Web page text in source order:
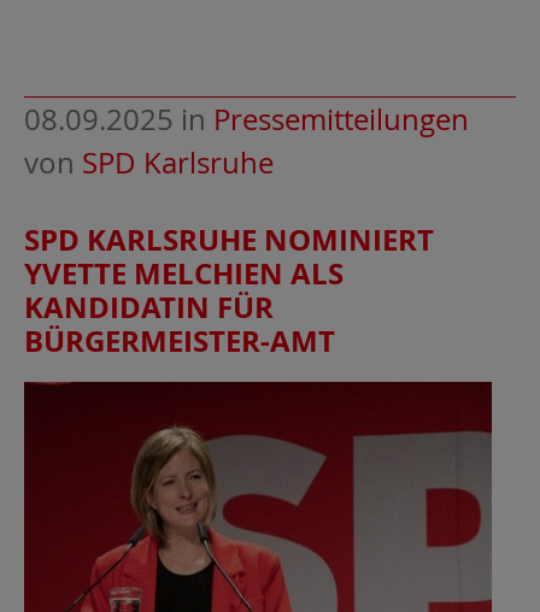
08.09.2025 in Pressemitteilungen
von SPD Karlsruhe
SPD KARLSRUHE NOMINIERT
YVETTE MELCHIEN ALS
KANDIDATIN FÜR
BÜRGERMEISTER-AMT